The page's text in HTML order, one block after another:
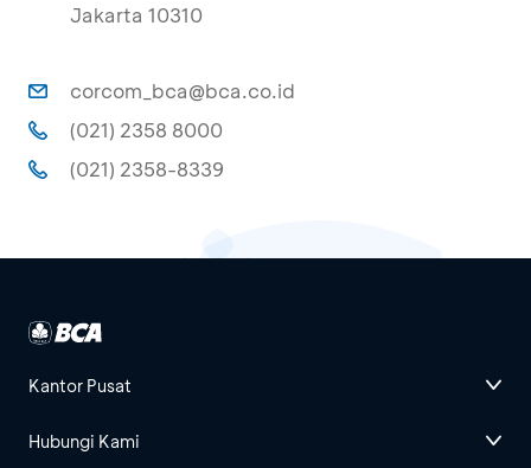
Jakarta 10310
corcom_bca@bca.co.id
(021) 2358 8000
(021) 2358-8339
Kantor Pusat
Hubungi Kami